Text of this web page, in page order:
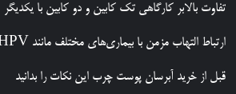
تفاوت بالابر کارگاهی تک کابین و دو کابین با یکدیگر
ارتباط التهاب مزمن با بیماری‌های مختلف مانند HPV
قبل از خرید آبرسان پوست چرب این نکات را بدانید